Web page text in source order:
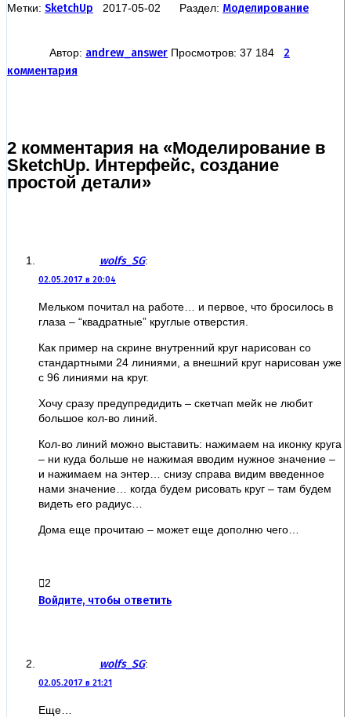
Метки: SketchUp 2017-05-02 Раздел: Моделирование
Автор: andrew_answer Просмотров: 37 184 2
комментария
2 комментария на «Моделирование в
SketchUp. Интерфейс, создание
простой детали»
wolfs_SG:
02.05.2017 в 20:04
Мельком почитал на работе… и первое, что бросилось в
глаза – “квадратные” круглые отверстия.
Как пример на скрине внутренний круг нарисован со
стандартными 24 линиями, а внешний круг нарисован уже
с 96 линиями на круг.
Хочу сразу предупредидить – скетчап мейк не любит
большое кол-во линий.
Кол-во линий можно выставить: нажимаем на иконку круга
– ни куда больше не нажимая вводим нужное значение –
и нажимаем на энтер… снизу справа видим введенное
нами значение… когда будем рисовать круг – там будем
видеть его радиус…
Дома еще прочитаю – может еще дополню чего…
2
Войдите, чтобы ответить
wolfs_SG:
02.05.2017 в 21:21
Еще…